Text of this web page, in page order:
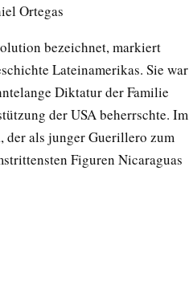
Ortegas
bezeichnet, markiert
Lateinamerikas. Sie war
Diktatur der Familie
der USA beherrschte. Im
der als junger Guerillero zum
Figuren Nicaraguas